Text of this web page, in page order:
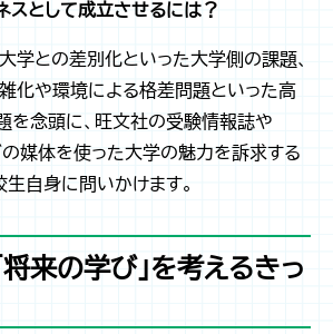
として成立させるには？
学との差別化といった大学側の課題、
化や環境による格差問題といった高
を念頭に、旺文社の受験情報誌や
媒体を使った大学の魅力を訴求する
生自身に問いかけます。
来の学び」を考えるきっ